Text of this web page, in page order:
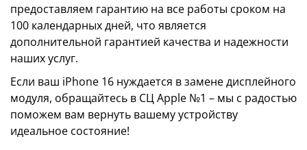
предоставляем гарантию на все работы сроком на
100 календарных дней, что является
дополнительной гарантией качества и надежности
наших услуг.
Если ваш iPhone 16 нуждается в замене дисплейного
модуля, обращайтесь в СЦ Apple №1 – мы с радостью
поможем вам вернуть вашему устройству
идеальное состояние!